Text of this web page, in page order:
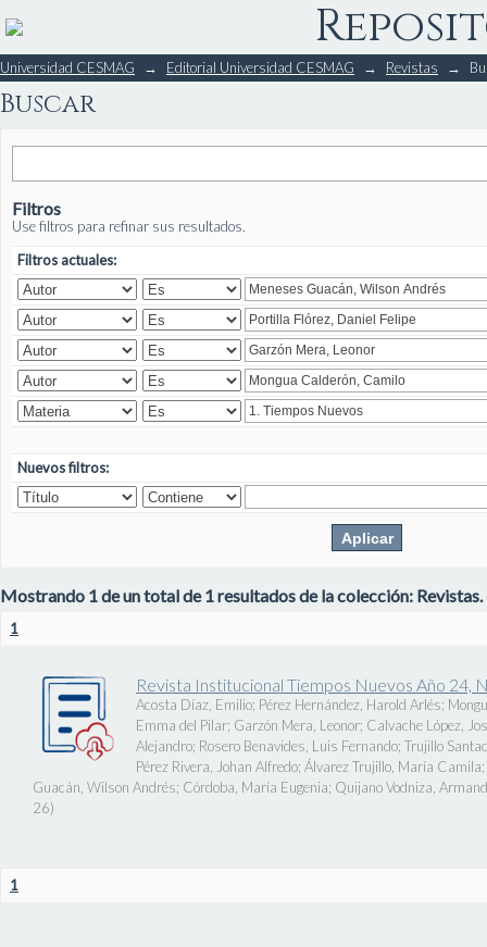
Buscar
Universidad CESMAG → Editorial Universidad CESMAG → Revistas →
Buscar
Filtros
Use filtros para refinar sus resultados.
Filtros actuales:
Nuevos filtros:
Mostrando 1 de un total de 1 resultados de la colección: Revistas.
1
Revista Institucional Tiempos Nuevos Año 24,
Acosta Díaz, Emilio; Pérez Hernández, Harold Arlés;
Emma del Pilar; Garzón Mera, Leonor; Calvache López,
Alejandro; Rosero Benavides, Luis Fernando; Trujillo
Pérez Rivera, Johan Alfredo; Álvarez Trujillo, María Camila;
Guacán, Wilson Andrés; Córdoba, María Eugenia; Quijano Vodniza,
26)
1